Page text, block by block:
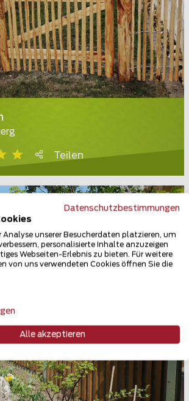
Teilen
Datenschutzbestimmungen
Analyse unserer Besucherdaten platzieren, um
personalisierte Inhalte anzuzeigen
Webseiten-Erlebnis zu bieten. Für weitere
von uns verwendeten Cookies öffnen Sie die
Alle akzeptieren